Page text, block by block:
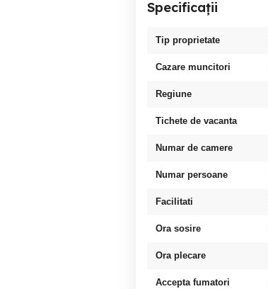
Specificații
Tip proprietate
Cazare muncitori
Regiune
Tichete de vacanta
Numar de camere
Numar persoane
Facilitati
Ora sosire
Ora plecare
Accepta fumatori